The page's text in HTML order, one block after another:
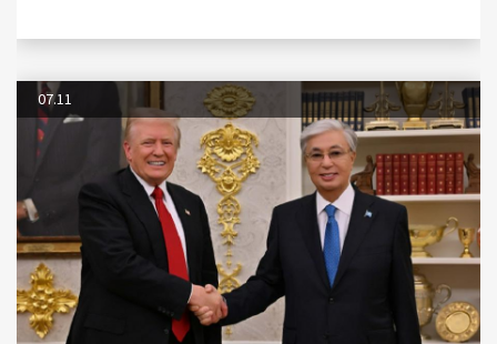
07.11